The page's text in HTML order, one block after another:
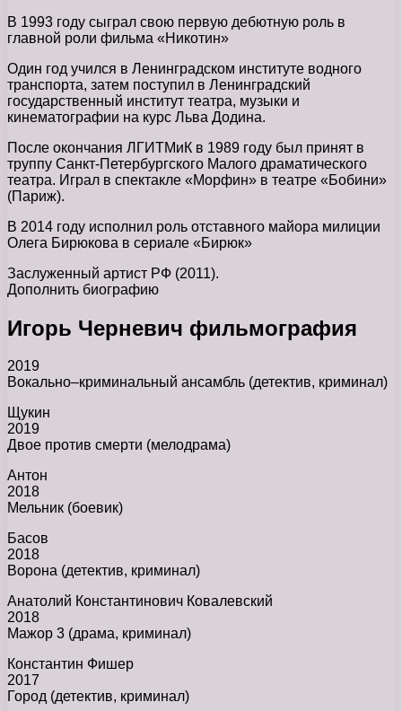
В 1993 году сыграл свою первую дебютную роль в
главной роли фильма «Никотин»
Один год учился в Ленинградском институте водного
транспорта, затем поступил в Ленинградский
государственный институт театра, музыки и
кинематографии на курс Льва Додина.
После окончания ЛГИТМиК в 1989 году был принят в
труппу Санкт-Петербургского Малого драматического
театра. Играл в спектакле «Морфин» в театре «Бобини»
(Париж).
В 2014 году исполнил роль отставного майора милиции
Олега Бирюкова в сериале «Бирюк»
Заслуженный артист РФ (2011).
Дополнить биографию
Игорь Черневич фильмография
2019
Вокально–криминальный ансамбль (детектив, криминал)
Щукин
2019
Двое против смерти (мелодрама)
Антон
2018
Мельник (боевик)
Басов
2018
Ворона (детектив, криминал)
Анатолий Константинович Ковалевский
2018
Мажор 3 (драма, криминал)
Константин Фишер
2017
Город (детектив, криминал)